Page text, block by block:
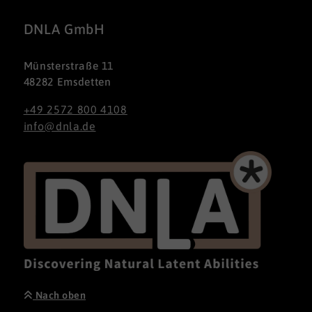
DNLA GmbH
Münsterstraße 11
48282 Emsdetten
+49 2572 800 4108
info@dnla.de
Nach oben